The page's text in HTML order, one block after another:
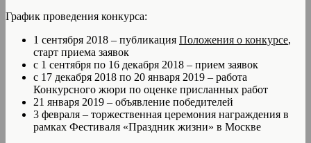
График проведения конкурса:
1 сентября 2018 – публикация Положения о конкурсе,
старт приема заявок
с 1 сентября по 16 декабря 2018 – прием заявок
с 17 декабря 2018 по 20 января 2019 – работа
Конкурсного жюри по оценке присланных работ
21 января 2019 – объявление победителей
3 февраля – торжественная церемония награждения в
рамках Фестиваля «Праздник жизни» в Москве